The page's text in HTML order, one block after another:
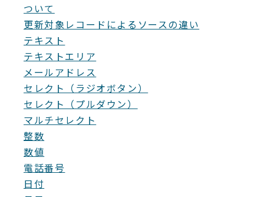
ついて
更新対象レコードによるソースの違い
テキスト
テキストエリア
メールアドレス
セレクト（ラジオボタン）
セレクト（プルダウン）
マルチセレクト
整数
数値
電話番号
日付